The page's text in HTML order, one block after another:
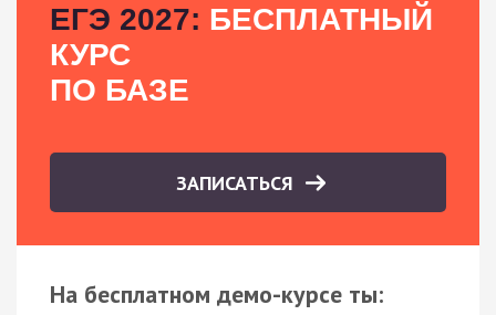
ЕГЭ 2027: БЕСПЛАТНЫЙ
КУРС
ПО БАЗЕ
ЗАПИСАТЬСЯ
На бесплатном демо-курсе ты: